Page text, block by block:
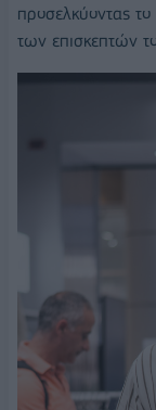
προσελκύοντας
των επισκεπτών